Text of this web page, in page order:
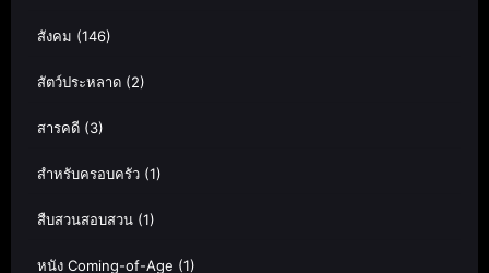
สังคม (146)
สัตว์ประหลาด (2)
สารคดี (3)
สำหรับครอบครัว (1)
สืบสวนสอบสวน (1)
หนัง Coming-of-Age (1)